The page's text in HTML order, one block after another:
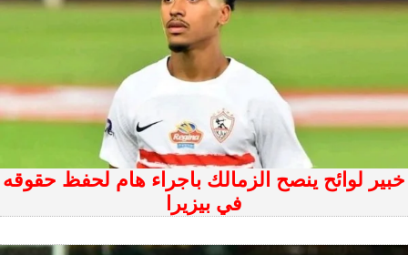
خبير لوائح ينصح الزمالك باجراء هام لحفظ حقوقه
في بيزيرا